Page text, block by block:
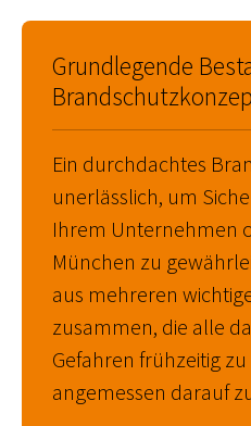
Grundlegende
Ein durchdachtes
unerlässlich, um
Ihrem Unternehmen
München zu
aus mehreren
zusammen, die alle
Gefahren frühzeitig
angemessen darauf